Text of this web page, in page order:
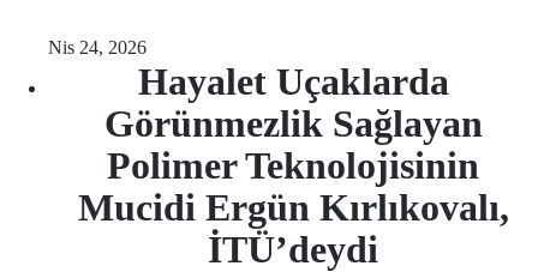
Nis 24, 2026
Hayalet Uçaklarda
Görünmezlik Sağlayan
Polimer Teknolojisinin
Mucidi Ergün Kırlıkovalı,
İTÜ’deydi